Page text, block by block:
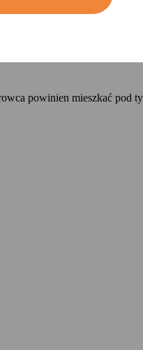
ochronę
powinien mieszkać pod